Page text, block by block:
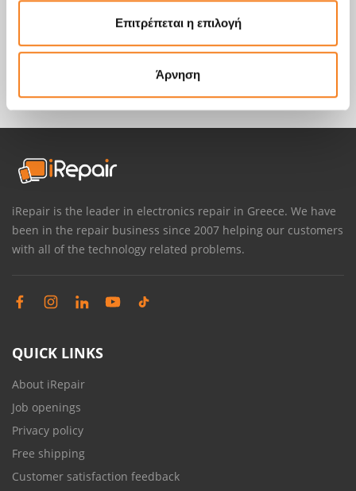
Επιτρέπεται η επιλογή
Άρνηση
iRepair is the leader in electronics repair in Greece. We have
been in the repair business since 2007 helping our customers
with all of the technology related problems.
QUICK LINKS
About iRepair
Job openings
Privacy policy
Free shipping
Customer satisfaction feedback